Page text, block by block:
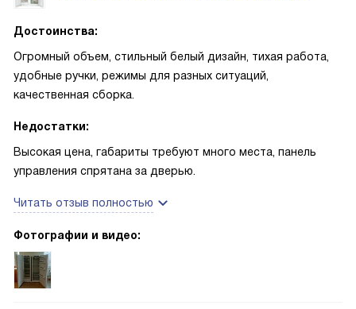
Достоинства:
Огромный объем, стильный белый дизайн, тихая работа,
удобные ручки, режимы для разных ситуаций,
качественная сборка.
Недостатки:
Высокая цена, габариты требуют много места, панель
управления спрятана за дверью.
Читать отзыв полностью
Фотографии и видео: